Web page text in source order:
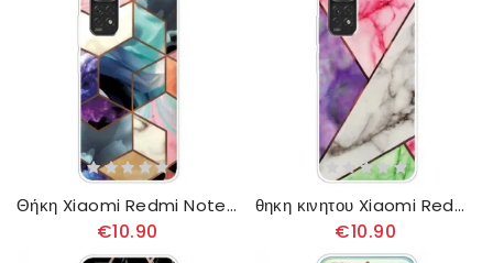
Θήκη Xiaomi Redmi Note 11 / 11S Έγχρωμο Μάρμαρο
€10.90
θηκη κινητου Xiaomi Redmi Note 11 / 11S Κομψό Μάρμαρο
€10.90